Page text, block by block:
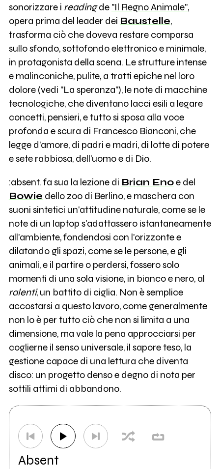
sonorizzare i readingde "Il Regno Animale",
opera prima del leader dei Baustelle,
trasforma ciò che doveva restare comparsa
sullo sfondo, sottofondo elettronico e minimale,
in protagonista della scena. Le strutture intense
e malinconiche, pulite, a tratti epiche nel loro
dolore (vedi "La speranza"), le note di macchine
tecnologiche, che diventano lacci esili a legare
concetti, pensieri, e tutto si sposa alla voce
profonda e scura di Francesco Bianconi, che
legge d'amore, di padri e madri, di lotte di potere
e sete rabbiosa, dell'uomo e di Dio.
:absent. fa sua la lezione di Brian Enoe del
Bowie dello zoo di Berlino, e maschera con
suoni sintetici un'attitudine naturale, come se le
note di un laptop s'adattassero istantaneamente
all'ambiente, fondendosi con l'orizzonte e
dilatando gli spazi, come se le persone, e gli
animali, e il partire o perdersi, fossero solo
momenti di una sola visione, in bianco e nero, al
ralenti, un battito di ciglia. Non è semplice
accostarsi a questo lavoro, come generalmente
non lo è per tutto ciò che non si limita a una
dimensione, ma vale la pena approcciarsi per
coglierne il senso universale, il sapore teso, la
gestione capace di una lettura che diventa
disco: un progetto denso e degno di nota per
sottili attimi di abbandono.
Absent